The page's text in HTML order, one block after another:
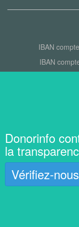
IBAN
IBAN
Donorinfo
la
Vérifiez-